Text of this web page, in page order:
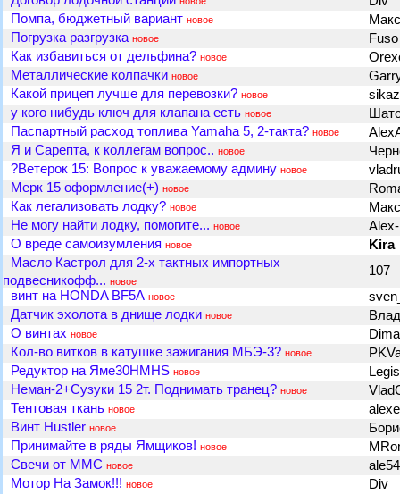
Помпа, бюджетный вариант новое
Погрузка разгрузка новое
Как избавиться от дельфина? новое
Металлические колпачки новое
Какой прицеп лучше для перевозки? новое
у кого нибудь ключ для клапана есть новое
Паспартный расход топлива Yamaha 5, 2-такта? новое
Я и Сарепта, к коллегам вопрос.. новое
?Ветерок 15: Вопрос к уважаемому админу новое
Мерк 15 оформление(+) новое
Как легализовать лодку? новое
Не могу найти лодку, помогите... новое
О вреде самоизумления новое
Kira
Масло Кастрол для 2-х тактных импортных
подвесникофф... новое
107
винт на HONDA BF5A новое
Датчик эхолота в днище лодки новое
О винтах новое
Кол-во витков в катушке зажигания МБЭ-3? новое
Редуктор на Яме30HMHS новое
Неман-2+Сузуки 15 2т. Поднимать транец? новое
Тентовая ткань новое
Винт Hustler новое
Принимайте в ряды Ямщиков! новое
Свечи от ММС новое
Мотор На Замок!!! новое
Div